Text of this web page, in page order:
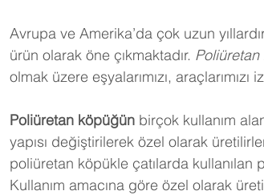
Avrupa ve Amerika’da çok uzun
ürün olarak öne çıkmaktadır.
olmak üzere eşyalarımızı,
Poliüretan köpüğün birçok kullanım
yapısı değiştirilerek özel olarak
poliüretan köpükle çatılarda kullanılan
Kullanım amacına göre özel olarak